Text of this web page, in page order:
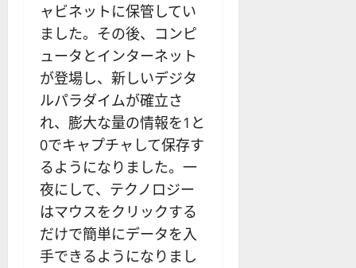
ャビネットに保管してい
ました。その後、コンピ
ュータとインターネット
が登場し、新しいデジタ
ルパラダイムが確立さ
れ、膨大な量の情報を1と
0でキャプチャして保存す
るようになりました。一
夜にして、テクノロジー
はマウスをクリックする
だけで簡単にデータを入
手できるようになりまし